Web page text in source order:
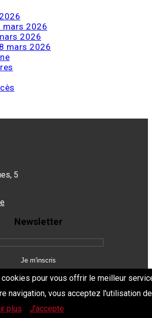
mars 2026
2026
mars 2026
5
Newsletter
Mine'Rires - Politique de confidentialité
pour vous offrir le meilleur
navigation, vous acceptez l'utilisation
plus J'accepte